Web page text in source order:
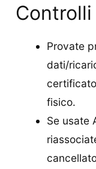
Provate
dati/
fisico.
Se usate